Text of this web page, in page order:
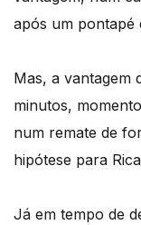
após um pontapé
Mas, a vantagem
minutos,
num remate de
hipótese para
Já em tempo de